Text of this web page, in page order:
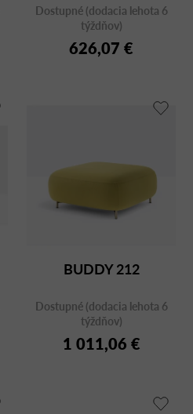
Dostupné (dodacia lehota 6
týždňov)
626,07 €
BUDDY 212
Dostupné (dodacia lehota 6
týždňov)
1 011,06 €